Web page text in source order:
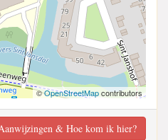
©OpenStreetMapcontributors
& Hoe kom ik hier?